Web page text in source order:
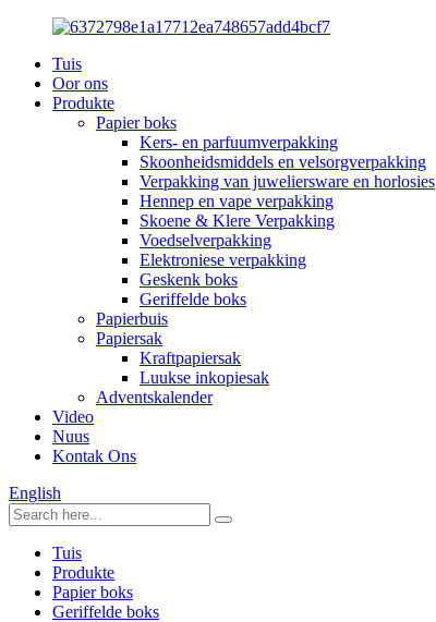
Tuis
Oor ons
Produkte
Papier boks
Kers- en parfuumverpakking
Skoonheidsmiddels en velsorgverpakking
Verpakking van juweliersware en horlosies
Hennep en vape verpakking
Skoene & Klere Verpakking
Voedselverpakking
Elektroniese verpakking
Geskenk boks
Geriffelde boks
Papierbuis
Papiersak
Kraftpapiersak
Luukse inkopiesak
Adventskalender
Video
Nuus
Kontak Ons
English
Tuis
Produkte
Papier boks
Geriffelde boks